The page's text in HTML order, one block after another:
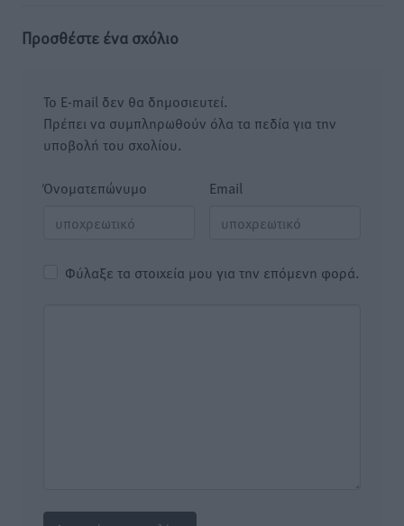
Προσθέστε ένα σχόλιο
Το E-mail δεν θα δημοσιευτεί.
Πρέπει να συμπληρωθούν όλα τα πεδία για την
υποβολή του σχολίου.
Όνοματεπώνυμο Email
Φύλαξε τα στοιχεία μου για την επόμενη φορά.